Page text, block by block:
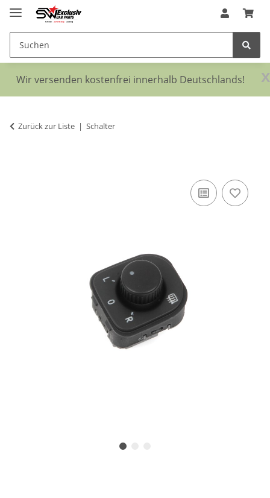
x
Wir versenden kostenfrei innerhalb Deutschlands!
Zurück zur Liste Schalter